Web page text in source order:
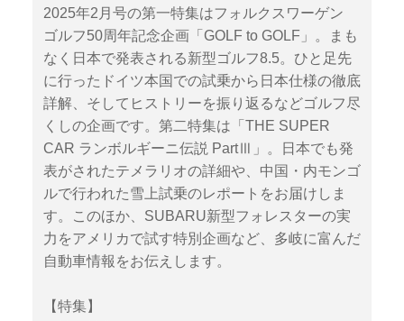
2025年2月号の第一特集はフォルクスワーゲン
ゴルフ50周年記念企画「GOLF to GOLF」。まも
なく日本で発表される新型ゴルフ8.5。ひと足先
に行ったドイツ本国での試乗から日本仕様の徹底
詳解、そしてヒストリーを振り返るなどゴルフ尽
くしの企画です。第二特集は「THE SUPER
CAR ランボルギーニ伝説 PartⅢ」。日本でも発
表がされたテメラリオの詳細や、中国・内モンゴ
ルで行われた雪上試乗のレポートをお届けしま
す。このほか、SUBARU新型フォレスターの実
力をアメリカで試す特別企画など、多岐に富んだ
自動車情報をお伝えします。
【特集】